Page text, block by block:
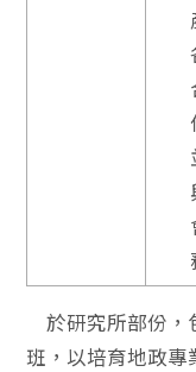
於研究所部份，
班，以培育地政